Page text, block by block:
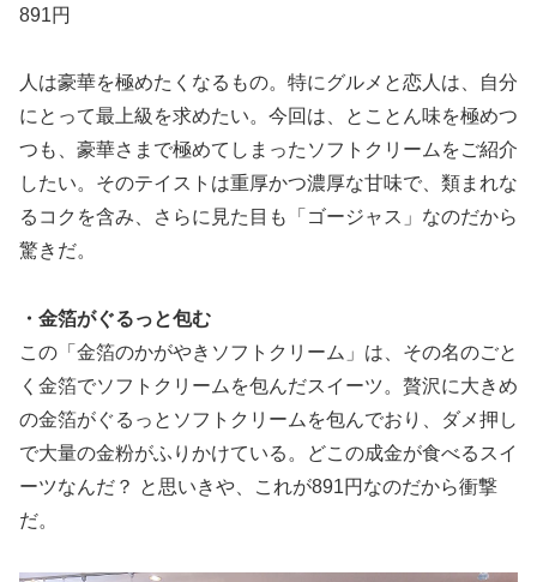
891円
人は豪華を極めたくなるもの。特にグルメと恋人は、自分
にとって最上級を求めたい。今回は、とことん味を極めつ
つも、豪華さまで極めてしまったソフトクリームをご紹介
したい。そのテイストは重厚かつ濃厚な甘味で、類まれな
るコクを含み、さらに見た目も「ゴージャス」なのだから
驚きだ。
・金箔がぐるっと包む
この「金箔のかがやきソフトクリーム」は、その名のごと
く金箔でソフトクリームを包んだスイーツ。贅沢に大きめ
の金箔がぐるっとソフトクリームを包んでおり、ダメ押し
で大量の金粉がふりかけている。どこの成金が食べるスイ
ーツなんだ？ と思いきや、これが891円なのだから衝撃
だ。